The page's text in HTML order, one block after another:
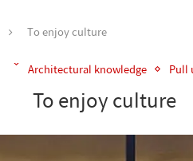
To enjoy culture
Architectural knowledge Pull
To enjoy culture